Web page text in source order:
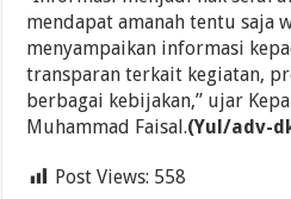
mendapat amanah tentu saja
menyampaikan informasi
transparan terkait kegiatan,
berbagai kebijakan,” ujar
Muhammad Faisal.(Yul/adv-
Post Views: 558